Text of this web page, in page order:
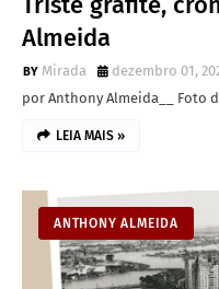
Almeida
Mirada
dezembro 01,
por Anthony Almeida__ Foto
LEIA MAIS »
ANTHONY ALMEIDA